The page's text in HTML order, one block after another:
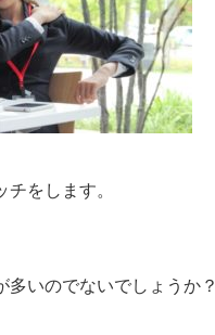
をします。
多いのでないでしょうか？